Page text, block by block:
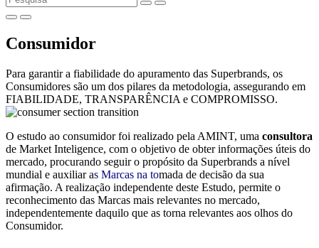
Consumidor
Para garantir a fiabilidade do apuramento das Superbrands, os
Consumidores são um dos pilares da metodologia, assegurando em
FIABILIDADE, TRANSPARÊNCIA e COMPROMISSO.
O estudo ao consumidor foi realizado pela AMINT, uma consultora
de Market Inteligence, com o objetivo de obter informações úteis do
mercado, procurando seguir o propósito da Superbrands a nível
mundial e auxiliar as Marcas na tomada de decisão da sua
afirmação. A realização independente deste Estudo, permite o
reconhecimento das Marcas mais relevantes no mercado,
independentemente daquilo que as torna relevantes aos olhos do
Consumidor.